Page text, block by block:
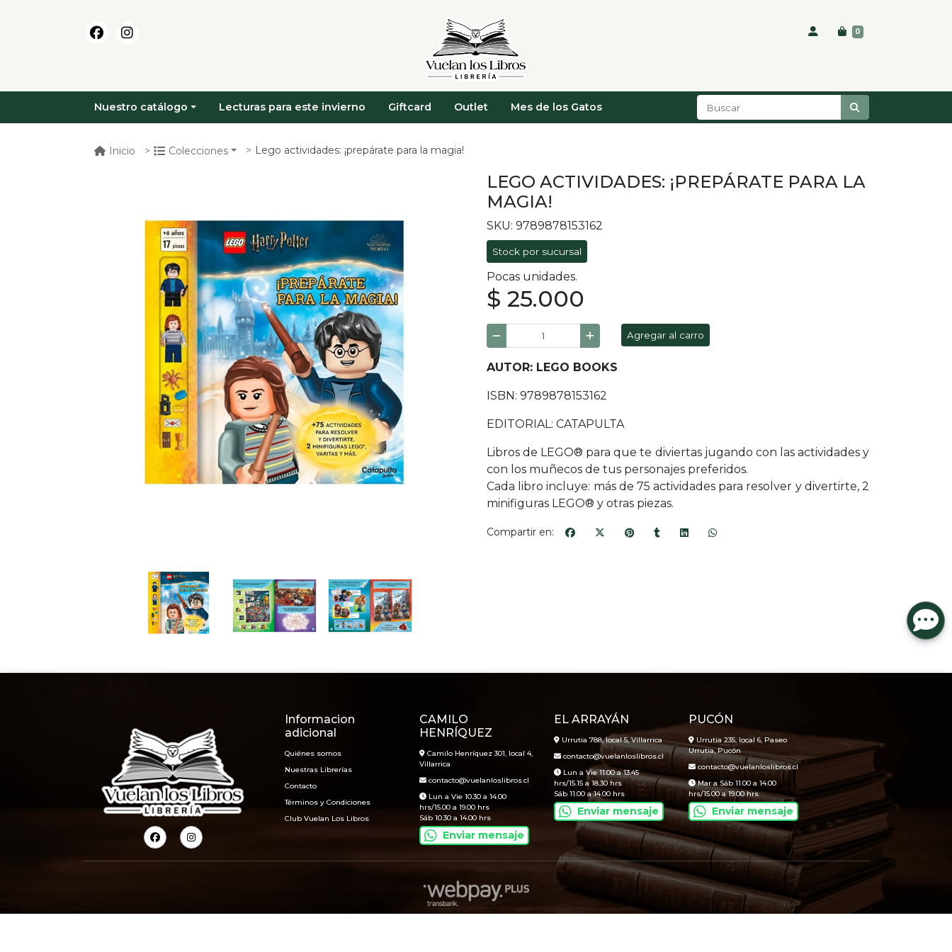
0
Nuestro catálogo Lecturas para este invierno Giftcard Outlet Mes de los Gatos
Inicio Colecciones Lego actividades: ¡prepárate para la magia!
LEGO ACTIVIDADES: ¡PREPÁRATE PARA LA
MAGIA!
SKU: 9789878153162
Stock por sucursal
Pocas unidades.
$ 25.000
Agregar al carro
AUTOR: LEGO BOOKS
ISBN: 9789878153162
EDITORIAL: CATAPULTA
Libros de LEGO® para que te diviertas jugando con las actividades y
con los muñecos de tus personajes preferidos.
Cada libro incluye: más de 75 actividades para resolver y divertirte, 2
minifiguras LEGO® y otras piezas.
Compartir en:
Informacion
adicional
Quiénes somos
Nuestras Librerías
Contacto
Términos y Condiciones
Club Vuelan Los Libros
CAMILO
HENRÍQUEZ
Camilo Henríquez 301, local 4,
Villarrica
contacto@vuelanloslibros.cl
Lun a Vie 10.30 a 14.00
hrs/15.00 a 19.00 hrs
Sáb 10.30 a 14.00 hrs
Enviar mensaje
EL ARRAYÁN
Urrutia 788, local 5, Villarrica
contacto@vuelanloslibros.cl
Lun a Vie 11.00 a 13.45
hrs/15.15 a 18.30 hrs
Sáb 11.00 a 14.00 hrs
Enviar mensaje
PUCÓN
Urrutia 235, local 6, Paseo
Urrutia, Pucón
contacto@vuelanloslibros.cl
Mar a Sáb 11.00 a 14.00
hrs/15.00 a 19.00 hrs
Enviar mensaje